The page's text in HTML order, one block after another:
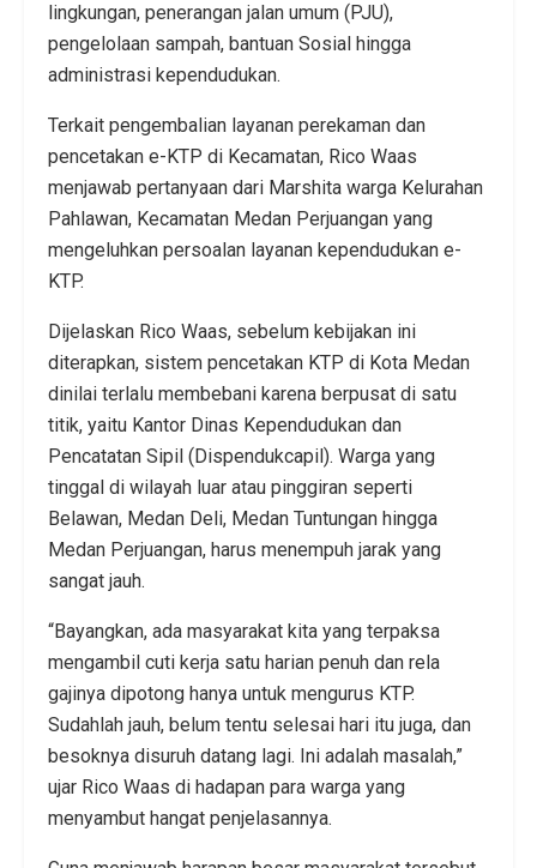
lingkungan, penerangan jalan umum (PJU),
pengelolaan sampah, bantuan Sosial hingga
administrasi kependudukan.
Terkait pengembalian layanan perekaman dan
pencetakan e-KTP di Kecamatan, Rico Waas
menjawab pertanyaan dari Marshita warga Kelurahan
Pahlawan, Kecamatan Medan Perjuangan yang
mengeluhkan persoalan layanan kependudukan e-
KTP.
Dijelaskan Rico Waas, sebelum kebijakan ini
diterapkan, sistem pencetakan KTP di Kota Medan
dinilai terlalu membebani karena berpusat di satu
titik, yaitu Kantor Dinas Kependudukan dan
Pencatatan Sipil (Dispendukcapil). Warga yang
tinggal di wilayah luar atau pinggiran seperti
Belawan, Medan Deli, Medan Tuntungan hingga
Medan Perjuangan, harus menempuh jarak yang
sangat jauh.
“Bayangkan, ada masyarakat kita yang terpaksa
mengambil cuti kerja satu harian penuh dan rela
gajinya dipotong hanya untuk mengurus KTP.
Sudahlah jauh, belum tentu selesai hari itu juga, dan
besoknya disuruh datang lagi. Ini adalah masalah,”
ujar Rico Waas di hadapan para warga yang
menyambut hangat penjelasannya.